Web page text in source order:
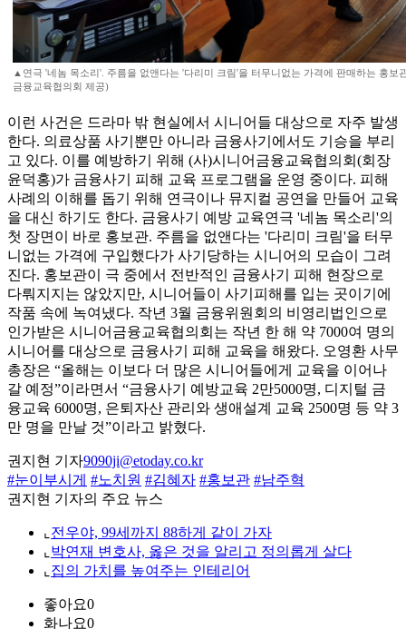
▲연극 '네놈 목소리'. 주름을 없앤다는 '다리미 크림'을 터무니없는 가격에 판매하는 홍보
금융교육협의회 제공)
이런 사건은 드라마 밖 현실에서 시니어들 대상으로 자주 발생
한다. 의료상품 사기뿐만 아니라 금융사기에서도 기승을 부리
고 있다. 이를 예방하기 위해 (사)시니어금융교육협의회(회장
윤덕홍)가 금융사기 피해 교육 프로그램을 운영 중이다. 피해
사례의 이해를 돕기 위해 연극이나 뮤지컬 공연을 만들어 교육
을 대신 하기도 한다. 금융사기 예방 교육연극 '네놈 목소리'의
첫 장면이 바로 홍보관. 주름을 없앤다는 '다리미 크림'을 터무
니없는 가격에 구입했다가 사기당하는 시니어의 모습이 그려
진다. 홍보관이 극 중에서 전반적인 금융사기 피해 현장으로
다뤄지지는 않았지만, 시니어들이 사기피해를 입는 곳이기에
작품 속에 녹여냈다. 작년 3월 금융위원회의 비영리법인으로
인가받은 시니어금융교육협의회는 작년 한 해 약 7000여 명의
시니어를 대상으로 금융사기 피해 교육을 해왔다. 오영환 사무
총장은 “올해는 이보다 더 많은 시니어들에게 교육을 이어나
갈 예정”이라면서 “금융사기 예방교육 2만5000명, 디지털 금
융교육 6000명, 은퇴자산 관리와 생애설계 교육 2500명 등 약 3
만 명을 만날 것”이라고 밝혔다.
권지현 기자9090ji@etoday.co.kr
#눈이부시게 #노치원 #김혜자 #홍보관 #남주혁
권지현 기자의 주요 뉴스
⌞ 전우야, 99세까지 88하게 같이 가자
⌞ 박연재 변호사, 옳은 것을 알리고 정의롭게 살다
⌞ 집의 가치를 높여주는 인테리어
좋아요0
화나요0